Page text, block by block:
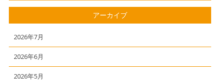
アーカイブ
2026年7月
2026年6月
2026年5月